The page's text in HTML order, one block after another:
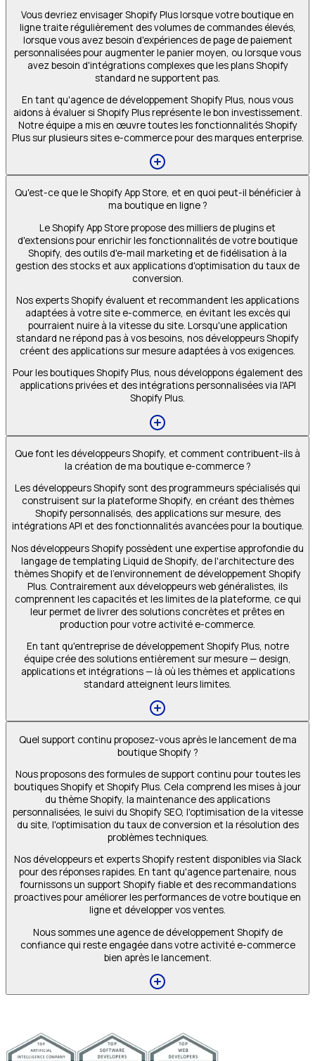
Vous devriez envisager Shopify Plus lorsque votre boutique en
ligne traite régulièrement des volumes de commandes élevés,
lorsque vous avez besoin d'expériences de page de paiement
personnalisées pour augmenter le panier moyen, ou lorsque vous
avez besoin d'intégrations complexes que les plans Shopify
standard ne supportent pas.
En tant qu'agence de développement Shopify Plus, nous vous
aidons à évaluer si Shopify Plus représente le bon investissement.
Notre équipe a mis en œuvre toutes les fonctionnalités Shopify
Plus sur plusieurs sites e-commerce pour des marques enterprise.
Qu'est-ce que le Shopify App Store, et en quoi peut-il bénéficier à
ma boutique en ligne ?
Le Shopify App Store propose des milliers de plugins et
d'extensions pour enrichir les fonctionnalités de votre boutique
Shopify, des outils d'e-mail marketing et de fidélisation à la
gestion des stocks et aux applications d'optimisation du taux de
conversion.
Nos experts Shopify évaluent et recommandent les applications
adaptées à votre site e-commerce, en évitant les excès qui
pourraient nuire à la vitesse du site. Lorsqu'une application
standard ne répond pas à vos besoins, nos développeurs Shopify
créent des applications sur mesure adaptées à vos exigences.
Pour les boutiques Shopify Plus, nous développons également des
applications privées et des intégrations personnalisées via l'API
Shopify Plus.
Que font les développeurs Shopify, et comment contribuent-ils à
la création de ma boutique e-commerce ?
Les développeurs Shopify sont des programmeurs spécialisés qui
construisent sur la plateforme Shopify, en créant des thèmes
Shopify personnalisés, des applications sur mesure, des
intégrations API et des fonctionnalités avancées pour la boutique.
Nos développeurs Shopify possèdent une expertise approfondie du
langage de templating Liquid de Shopify, de l'architecture des
thèmes Shopify et de l'environnement de développement Shopify
Plus. Contrairement aux développeurs web généralistes, ils
comprennent les capacités et les limites de la plateforme, ce qui
leur permet de livrer des solutions concrètes et prêtes en
production pour votre activité e-commerce.
En tant qu'entreprise de développement Shopify Plus, notre
équipe crée des solutions entièrement sur mesure — design,
applications et intégrations — là où les thèmes et applications
standard atteignent leurs limites.
Quel support continu proposez-vous après le lancement de ma
boutique Shopify ?
Nous proposons des formules de support continu pour toutes les
boutiques Shopify et Shopify Plus. Cela comprend les mises à jour
du thème Shopify, la maintenance des applications
personnalisées, le suivi du Shopify SEO, l'optimisation de la vitesse
du site, l'optimisation du taux de conversion et la résolution des
problèmes techniques.
Nos développeurs et experts Shopify restent disponibles via Slack
pour des réponses rapides. En tant qu'agence partenaire, nous
fournissons un support Shopify fiable et des recommandations
proactives pour améliorer les performances de votre boutique en
ligne et développer vos ventes.
Nous sommes une agence de développement Shopify de
confiance qui reste engagée dans votre activité e-commerce
bien après le lancement.